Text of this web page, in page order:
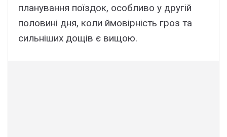
планування поїздок, особливо у другій
половині дня, коли ймовірність гроз та
сильніших дощів є вищою.